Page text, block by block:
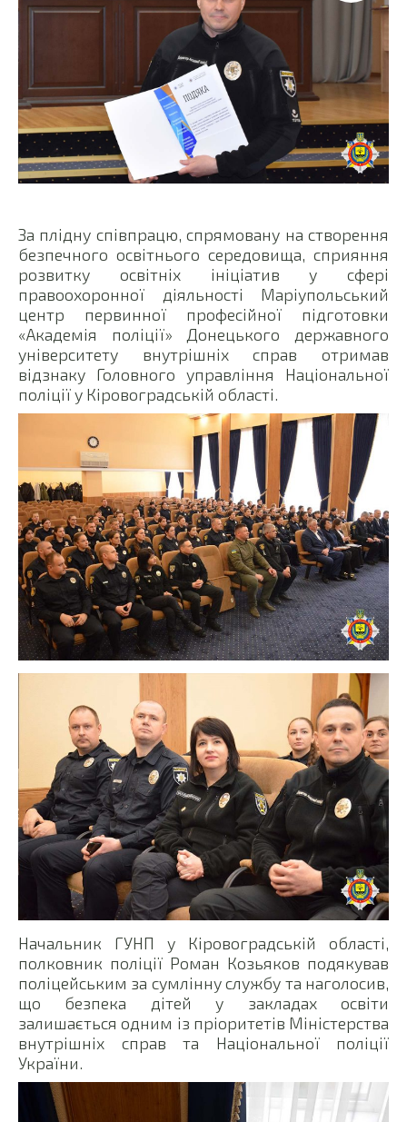
За плідну співпрацю, спрямовану на створення
безпечного освітнього середовища, сприяння
розвитку освітніх ініціатив у сфері
правоохоронної діяльності Маріупольський
центр первинної професійної підготовки
«Академія поліції» Донецького державного
університету внутрішніх справ отримав
відзнаку Головного управління Національної
поліції у Кіровоградській області.
Начальник ГУНП у Кіровоградській області,
полковник поліції Роман Козьяков подякував
поліцейським за сумлінну службу та наголосив,
що безпека дітей у закладах освіти
залишається одним із пріоритетів Міністерства
внутрішніх справ та Національної поліції
України.